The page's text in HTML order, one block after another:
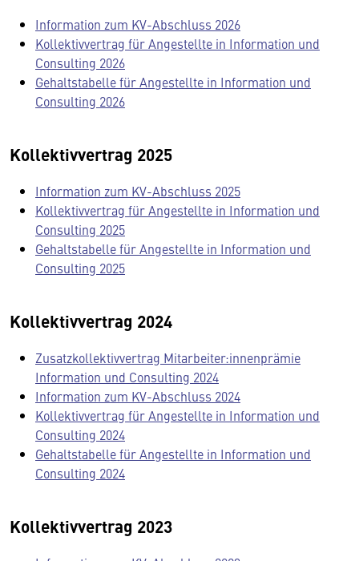
Information zum KV-Abschluss 2026
Kollektivvertrag für Angestellte in Information und
Consulting 2026
Gehaltstabelle für Angestellte in Information und
Consulting 2026
Kollektivvertrag 2025
Information zum KV-Abschluss 2025
Kollektivvertrag für Angestellte in Information und
Consulting 2025
Gehaltstabelle für Angestellte in Information und
Consulting 2025
Kollektivvertrag 2024
Zusatzkollektivvertrag Mitarbeiter:innenprämie
Information und Consulting 2024
Information zum KV-Abschluss 2024
Kollektivvertrag für Angestellte in Information und
Consulting 2024
Gehaltstabelle für Angestellte in Information und
Consulting 2024
Kollektivvertrag 2023